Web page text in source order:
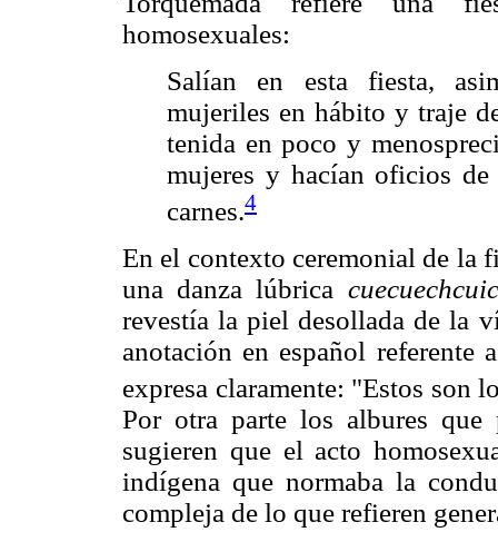
homosexuales:
Salían en esta fiesta,
mujeriles en hábito y traje
tenida en poco y
mujeres y hacían oficios
carnes.4
En el contexto ceremonial de la
una danza lúbrica
revestía la piel desollada de la
anotación en español referente
expresa claramente: "Estos son
Por otra parte los albures
sugieren que el acto
indígena que normaba la
compleja de lo que refieren